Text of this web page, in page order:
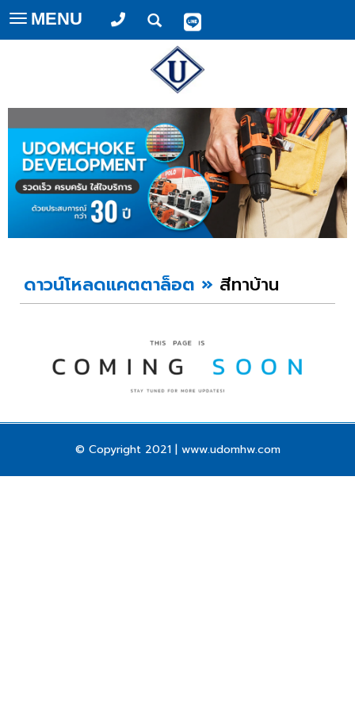
Toggle
navigation
MENU
ดาวน์โหลดแคตตาล็อต » สีทาบ้าน
© Copyright 2021 | www.udomhw.com